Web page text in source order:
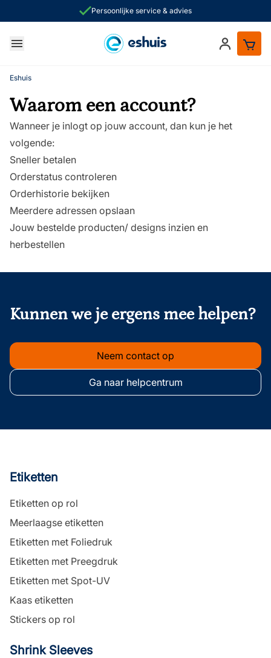
Persoonlijke service & advies
Inloggen
Eshuis
Waarom een account?
Wanneer je inlogt op jouw account, dan kun je het
volgende:
Sneller betalen
Orderstatus controleren
Orderhistorie bekijken
Meerdere adressen opslaan
Jouw bestelde producten/ designs inzien en
herbestellen
Kunnen we je ergens mee helpen?
Neem contact op
Ga naar helpcentrum
Etiketten
Etiketten op rol
Meerlaagse etiketten
Etiketten met Foliedruk
Etiketten met Preegdruk
Etiketten met Spot-UV
Kaas etiketten
Stickers op rol
Shrink Sleeves